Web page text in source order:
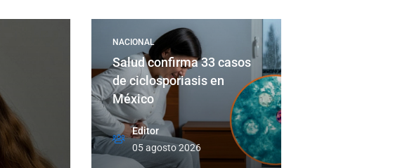
NACIONAL
Salud confirma 33 casos
de ciclosporiasis en
México
Editor
05 agosto 2026